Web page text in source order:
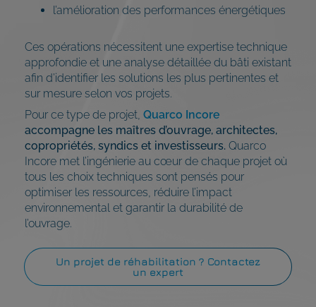
l’amélioration des performances énergétiques
Ces opérations nécessitent une expertise technique
approfondie et une analyse détaillée du bâti existant
afin d’identifier les solutions les plus pertinentes et
sur mesure selon vos projets.
Pour ce type de projet, Quarco Incore
accompagne les maîtres d’ouvrage, architectes,
copropriétés, syndics et investisseurs. Quarco
Incore met l’ingénierie au cœur de chaque projet où
tous les choix techniques sont pensés pour
optimiser les ressources, réduire l’impact
environnemental et garantir la durabilité de
l’ouvrage.
Un projet de réhabilitation ? Contactez
un expert